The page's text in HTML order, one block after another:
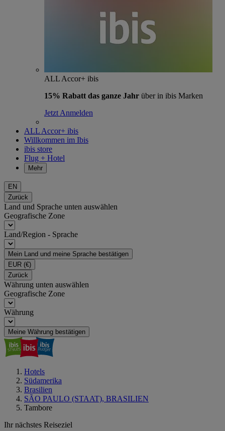
ALL Accor+ ibis
15% Rabatt das ganze Jahr über in ibis Marken
Jetzt Anmelden
ALL Accor+ ibis
Willkommen im Ibis
ibis store
Flug + Hotel
Mehr
EN
Zurück
Land und Sprache unten auswählen
Geografische Zone
Land/Region - Sprache
Mein Land und meine Sprache bestätigen
EUR (€)
Zurück
Währung unten auswählen
Geografische Zone
Währung
Meine Währung bestätigen
Hotels
Südamerika
Brasilien
SÃO PAULO (STAAT), BRASILIEN
Tambore
Ihr nächstes Reiseziel